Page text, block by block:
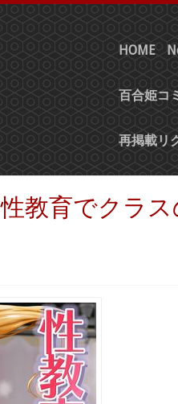
HOME
百合姫コ
再掲載リ
性教育でクラ